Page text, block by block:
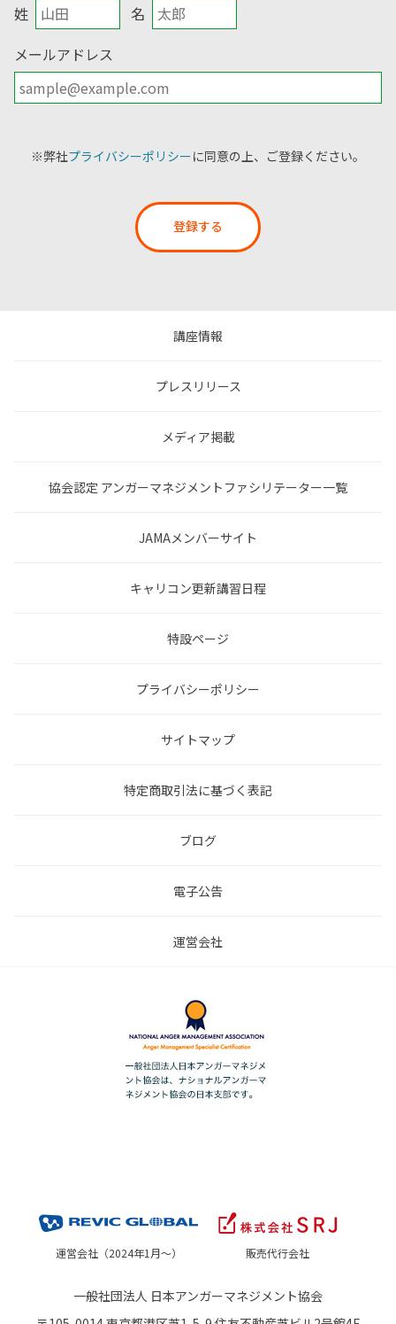
姓
名
メールアドレス
※弊社プライバシーポリシーに同意の上、ご登録ください。
登録する
講座情報
プレスリリース
メディア掲載
協会認定 アンガーマネジメントファシリテーター一覧
JAMAメンバーサイト
キャリコン更新講習日程
特設ページ
プライバシーポリシー
サイトマップ
特定商取引法に基づく表記
ブログ
電子公告
運営会社
運営会社（2024年1月～） 販売代行会社
一般社団法人 日本アンガーマネジメント協会